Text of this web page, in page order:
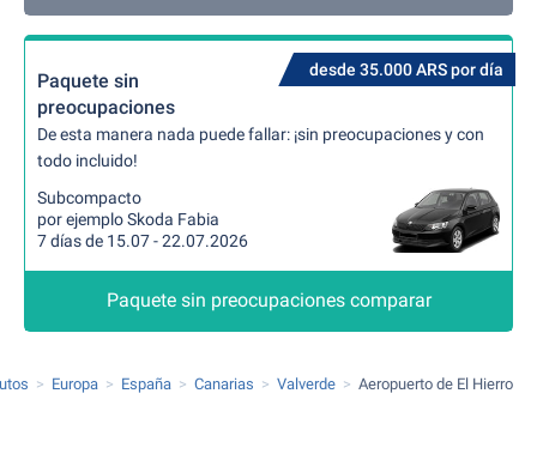
desde 35.000 ARS por día
Paquete sin
preocupaciones
De esta manera nada puede fallar: ¡sin preocupaciones y con
todo incluido!
Subcompacto
por ejemplo Skoda Fabia
7 días de 15.07 - 22.07.2026
Paquete sin preocupaciones comparar
Europa España Canarias Valverde Aeropuerto de El Hierro